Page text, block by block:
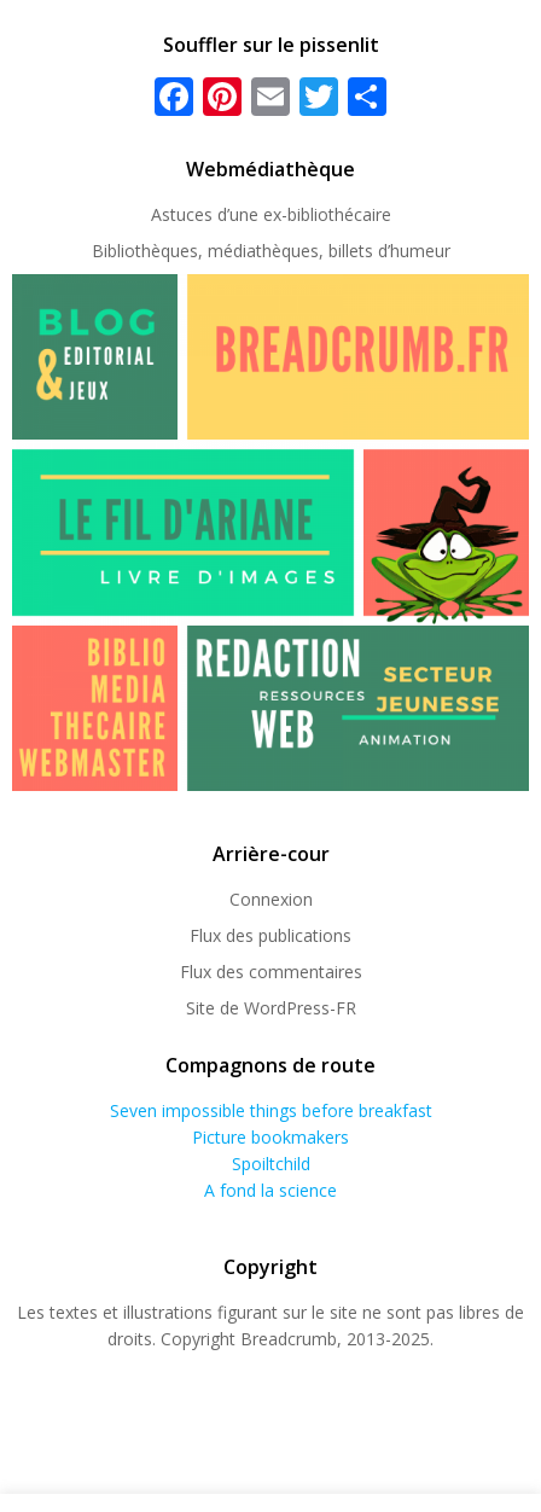
Souffler sur le pissenlit
Facebook
Pinterest
EmailTwitter
Webmédiathèque
Astuces d’une ex-bibliothécaire
Bibliothèques, médiathèques, billets d’humeur
Arrière-cour
Connexion
Flux des publications
Flux des commentaires
Site de WordPress-FR
Compagnons de route
Seven impossible things before breakfast
Picture bookmakers
Spoiltchild
A fond la science
Copyright
Les textes et illustrations figurant sur le site ne sont pas libres de
droits. Copyright Breadcrumb, 2013-2025.